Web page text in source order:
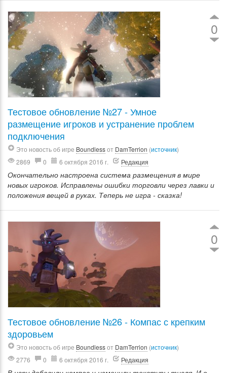
0
Тестовое обновление №27 - Умное
размещение игроков и устранение проблем
подключения
Это новость об игре Boundlessот DamTerrion (источник)
2869
0 6 октября 2016 г. Редакция
Окончательно настроена система размещения в мире
новых игроков. Исправлены ошибки торговли через лавки и
положения вещей в руках. Теперь не игра - сказка!
0
Тестовое обновление №26 - Компас с крепким
здоровьем
Это новость об игре Boundlessот DamTerrion (источник)
2776
0 6 октября 2016 г. Редакция